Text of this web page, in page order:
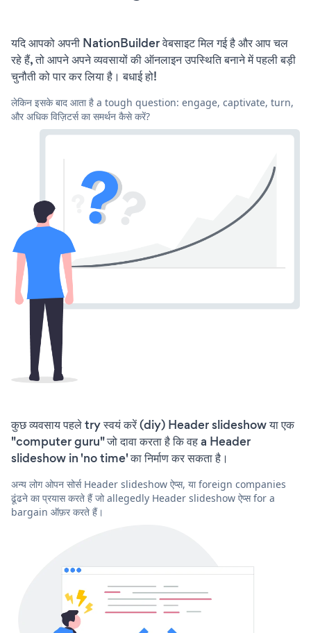
यदि आपको अपनी NationBuilder वेबसाइट मिल गई है और आप चल
रहे हैं, तो आपने अपने व्यवसायों की ऑनलाइन उपस्थिति बनाने में पहली बड़ी
चुनौती को पार कर लिया है। बधाई हो!
लेकिन इसके बाद आता है a tough question: engage, captivate, turn,
और अधिक विज़िटर्स का समर्थन कैसे करें?
कुछ व्यवसाय पहले try स्वयं करें (diy) Header slideshow या एक
"computer guru" जो दावा करता है कि वह a Header
slideshow in 'no time' का निर्माण कर सकता है।
अन्य लोग ओपन सोर्स Header slideshow ऐप्स, या foreign companies
ढूंढने का प्रयास करते हैं जो allegedly Header slideshow ऐप्स for a
bargain ऑफ़र करते हैं।